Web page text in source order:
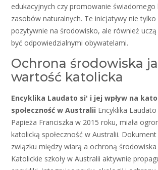
edukacyjnych czy promowanie świadomego
zasobów naturalnych. Te inicjatywy nie tylko
pozytywnie na środowisko, ale również uczą
być odpowiedzialnymi obywatelami.
Ochrona środowiska
wartość katolicka
Encyklika Laudato si' i jej wpływ na
społeczność w Australii Encyklika
Papieża Franciszka w 2015 roku, miała
katolicką społeczność w Australii.
związku między wiarą a ochroną
Katolickie szkoły w Australii aktywnie